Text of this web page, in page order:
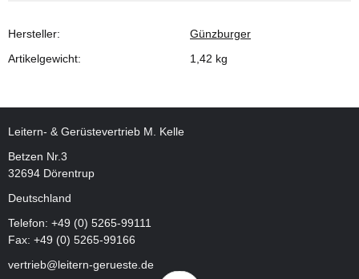
Hersteller:
Günzburger
Artikelgewicht:
1,42 kg
Leitern- & Gerüstevertrieb M. Kelle
Betzen Nr.3
32694 Dörentrup
Deutschland
Telefon: +49 (0) 5265-99111
Fax: +49 (0) 5265-99166
vertrieb@leitern-gerueste.de